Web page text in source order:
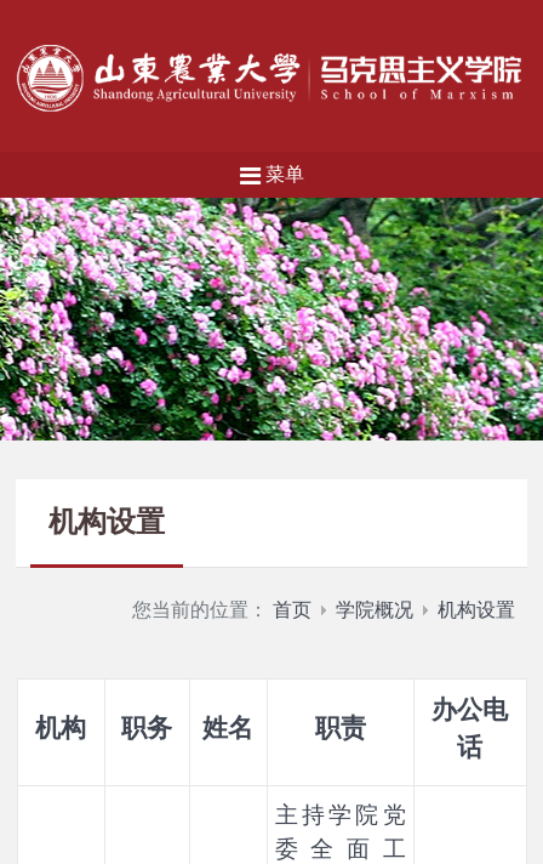
菜单
机构设置
您当前的位置： 首页 学院概况 机构设置
机构 职务 姓名 职责
办公电
话
主持学院党
委全面工